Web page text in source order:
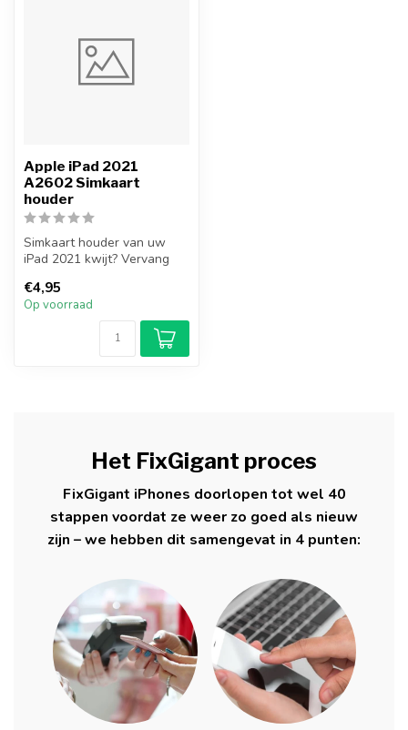
Apple iPad 2021
A2602 Simkaart
houder
Simkaart houder van uw
iPad 2021 kwijt? Vervang
houder nu ...
€4,95
Op voorraad
Het FixGigant proces
FixGigant iPhones doorlopen tot wel 40
stappen voordat ze weer zo goed als nieuw
zijn – we hebben dit samengevat in 4 punten: